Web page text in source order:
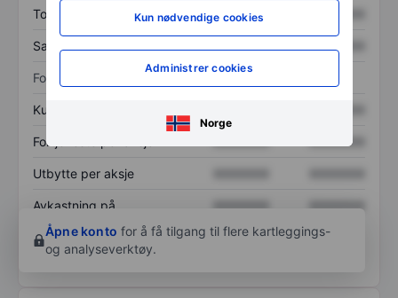
Kun nødvendige cookies
Administrer cookies
Norge
Totale eiendeler XXXXXXX
Samlet gjeld
Forholdstall
Kurs/salg
Fortjeneste per aksje XXXXXXX
Utbytte per aksje
Avkastning på
egenkapital
XXXXXXX
XXXXXXX
Åpne konto for å få tilgang til flere kartleggings-
og analyseverktøy.